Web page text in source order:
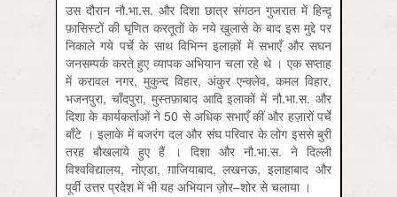
उस दौरान नौ.भा.स. और दिशा छात्र संगठन गुजरात में हिन्दू
फ़ासिस्टों की घृणित करतूतों के नये खुलासे के बाद इस मुद्दे पर
निकाले गये पर्चे के साथ विभिन्न इलाक़ों में सभाएँ और सघन
जनसम्पर्क करते हुए व्यापक अभियान चला रहे थे । एक सप्ताह
में करावल नगर, मुकुन्द विहार, अंकुर एन्क्लेव, कमल विहार,
भजनपुरा, चाँदपुरा, मुस्तफ़ाबाद आदि इलाकों में नौ.भा.स. और
दिशा के कार्यकर्ताओं ने 50 से अधिक सभाएँ कीं और हज़ारों पर्चे
बाँटे । इलाके में बजरंग दल और संघ परिवार के लोग इससे बुरी
तरह बौखलाये हुए हैं । दिशा और नौ.भा.स. ने दिल्ली
विश्वविद्यालय, नोएडा, ग़ाजियाबाद, लखनऊ, इलाहाबाद और
पूर्वी उत्तर प्रदेश में भी यह अभियान ज़ोर–शोर से चलाया ।